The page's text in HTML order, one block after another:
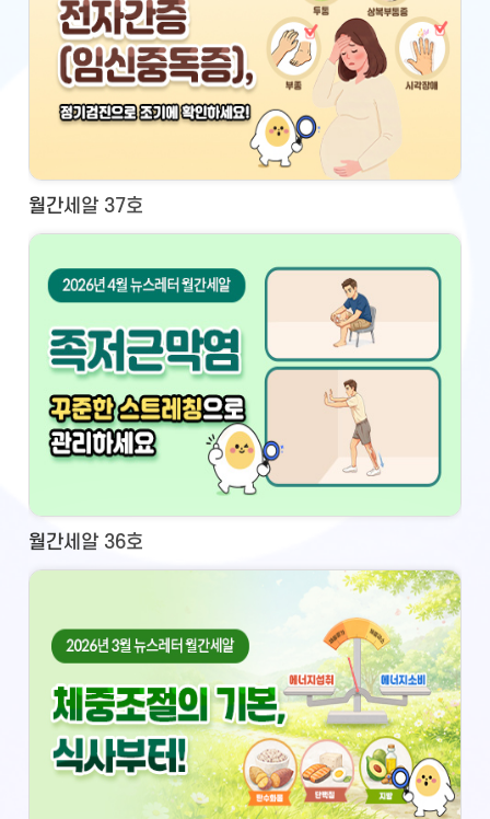
월간세알 37호
월간세알 36호